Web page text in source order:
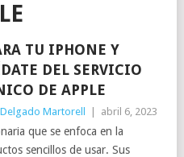
TU IPHONE Y
DEL SERVICIO
DE APPLE
Martorell abril 6, 2023
que se enfoca en la
sencillos de usar. Sus